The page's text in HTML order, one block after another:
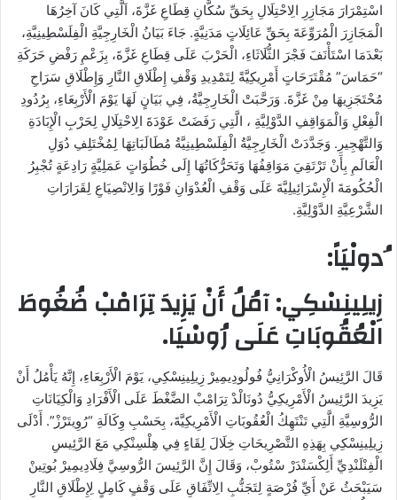
اسْتِمْرَارَ مَجَازِرِ الِاحْتِلَالِ بِحَقِّ سُكَّانِ قِطَاعِ غَزَّةَ، اَلَّتِي كَانَ آخِرُهَا
الْمَجَازِرَ الْمُرَوِّعَةَ بِحَقِّ عَائِلَاتٍ مَدَنِيَّةٍ. جَاءَ بَيَانُ الْخَارِجِيَّةِ الْفِلَسْطِينِيَّةِ،
بَعْدَمَا اسْتَأْنَفَ فَجْرَ الثُّلَاثَاءِ، الْحَرْبَ عَلَى قِطَاعِ غَزَّةَ، بِزَعْمِ رَفْضِ حَرَكَةِ
“حَمَاسَ” مُقْتَرَحَاتٍ أَمْرِيكِيَّةً لِتَمْدِيدِ وَقْفِ إِطْلَاقِ النَّارِ وَإِطْلَاقِ سَرَاحِ
مُحْتَجَزِيهَا مِنْ غَزَّةَ. وَرَحَّبَتْ الْخَارِجِيَّةُ، فِي بَيَانٍ لَهَا يَوْمَ الْأَرْبِعَاءِ، بِرُدُودِ
الْفِعْلِ وَالْمَوَاقِفِ الدَّوْلِيَّةِ ، الَّتِي رَفَضَتْ عَوْدَةَ الِاحْتِلَالِ لِحَرْبِ الْإِبَادَةِ
وَالتَّهْجِيرِ. وَجَدَّدَتْ الْخَارِجِيَّةُ الْفِلَسْطِينِيَّةُ مُطَالَبَاتِهَا لِمُخْتَلِفِ دُوَلِ
الْعَالَمِ بِأَنْ تَرْتَقِيَ مَوَاقِفُهَا وَتَحَرُّكَاتُهَا إِلَى خُطُوَاتٍ عَمَلِيَّةٍ رَادِعَةٍ تُجْبِرُ
الْحُكُومَةَ الْإِسْرَائِيلِيَّةَ عَلَى وَقْفِ الْعُدْوَانِ فَوْرًا وَالِانْصِيَاعِ لِقَرَارَاتِ
الشَّرْعِيَّةِ الدَّوْلِيَّةِ.
ُدولْيَاً:
زِيلِينِسْكِي: آمُلُ أَنْ يَزِيدَ تِرَامْبْ ضُغُوطَ
الْعُقُوبَاتِ عَلَى رُوسْيَا.
قَالَ الرَّئِيسُ الْأُوكْرَانِيُّ فُولُودِيمِيرْ زِيلِينِسْكِي، يَوْمَ الْأَرْبِعَاءِ، إِنَّهُ يَأْمُلُ أَنْ
يَزِيدَ الرَّئِيسُ الْأَمْرِيكِيُّ دُونَالْدْ تِرَامْبْ الضَّغْطَ عَلَى الْأَفْرَادِ وَالْكِيَانَاتِ
الرُّوسِيَّةِ الَّتِي تَنْتَهِكُ الْعُقُوبَاتِ الْأَمْرِيكِيَّةَ، بِحَسْبِ وِكَالَةِ “رُوِيتَرْزْ”. أَدْلَى
زِيلِينِسْكِي بِهَذِهِ التَّصْرِيحَاتِ خِلَالَ لِقَاءٍ فِي هِلْسِنْكِي مَعَ الرَّئِيسِ
الْفِنْلَنْدِيِّ أَلِكْسَنْدَرْ سْتُوبْ، وَقَالَ إِنَّ الرَّئِيسَ الرُّوسِيَّ فِلَادِيمِيرْ بُوتِينْ
سَيَبْحَثُ عَنْ أَيِّ فُرْصَةٍ لِتَجَنُّبِ الِاتِّفَاقِ عَلَى وَقْفٍ كَامِلٍ لِإِطْلَاقِ النَّارِ